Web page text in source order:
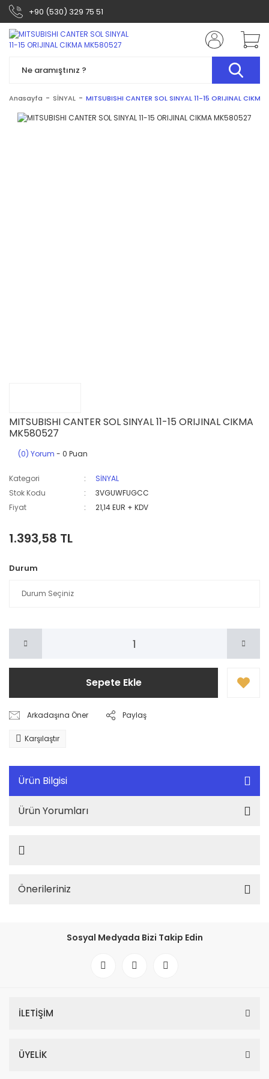
+90 (530) 329 75 51
Anasayfa SİNYAL MITSUBISHI CANTER SOL SINYAL 11-15 ORIJINAL
MITSUBISHI CANTER SOL SINYAL 11-15 ORIJINAL CIKMA
MK580527
(0) Yorum - 0 Puan
Kategori
SİNYAL
Stok Kodu
3VGUWFUGCC
Fiyat
21,14 EUR + KDV
1.393,58 TL
Durum
Sepete Ekle
Arkadaşına Öner Paylaş
Karşılaştır
Ürün Bilgisi
Ürün Yorumları
Önerileriniz
Sosyal Medyada Bizi Takip Edin
İLETİŞİM
ÜYELİK